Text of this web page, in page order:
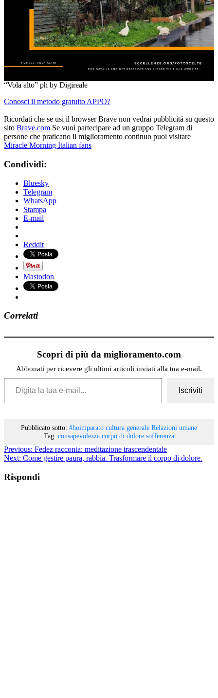
“Vola alto” ph by Digireale
Conosci il metodo gratuito APPO?
Ricordati che se usi il browser Brave non vedrai pubblicitá su questo
sito Brave.com Se vuoi partecipare ad un gruppo Telegram di
persone che praticano il miglioramento continuo puoi visitare
Miracle Morning Italian fans
Condividi:
Bluesky
Telegram
WhatsApp
Stampa
E-mail
Reddit
Mastodon
Correlati
Scopri di più da miglioramento.com
Abbonati per ricevere gli ultimi articoli inviati alla tua e-mail.
Digita la tua e-mail...
Iscriviti
Pubblicato sotto: #hoimparato cultura generale Relazioni umane
Tag: consapevolezza corpo di dolore sofferenza
Previous: Fedez racconta: meditazione trascendentale
Next: Come gestire paura, rabbia. Trasformare il corpo di dolore.
Rispondi